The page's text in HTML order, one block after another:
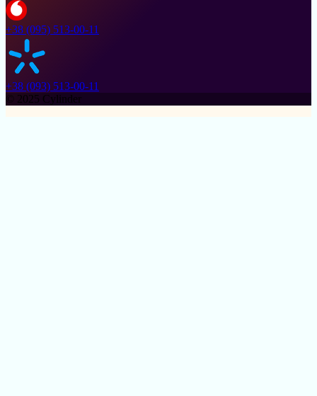
+38 (095) 513-00-11
+38 (093) 513-00-11
© 2025 Cylinder